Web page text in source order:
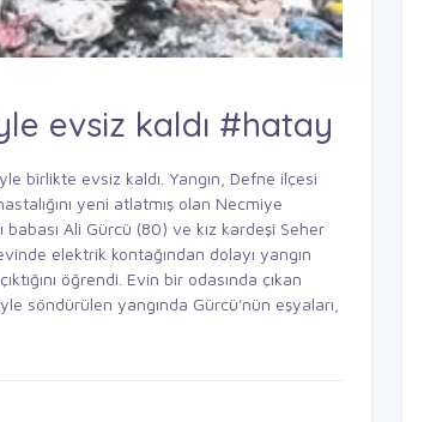
evsiz kaldı #hatay
birlikte evsiz kaldı. Yangın, Defne ilçesi
yeni atlatmış olan Necmiye
Ali Gürcü (80) ve kız kardeşi Seher
elektrik kontağından dolayı yangın
öğrendi. Evin bir odasında çıkan
söndürülen yangında Gürcü'nün eşyaları,